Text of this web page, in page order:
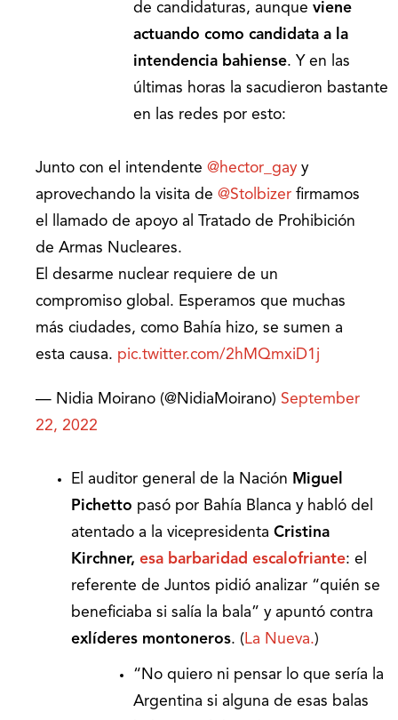
de candidaturas, aunque viene
actuando como candidata a la
intendencia bahiense. Y en las
últimas horas la sacudieron bastante
en las redes por esto:
Junto con el intendente @hector_gayy
aprovechando la visita de @Stolbizer firmamos
el llamado de apoyo al Tratado de Prohibición
de Armas Nucleares.
El desarme nuclear requiere de un
compromiso global. Esperamos que muchas
más ciudades, como Bahía hizo, se sumen a
esta causa. pic.twitter.com/2hMQmxiD1j
— Nidia Moirano (@NidiaMoirano) September
22, 2022
El auditor general de la Nación Miguel
Pichetto pasó por Bahía Blanca y habló del
atentado a la vicepresidenta Cristina
Kirchner, esa barbaridad escalofriante: el
referente de Juntos pidió analizar “quién se
beneficiaba si salía la bala” y apuntó contra
exlíderes montoneros. ( La Nueva.)
“No quiero ni pensar lo que sería la
Argentina si alguna de esas balas